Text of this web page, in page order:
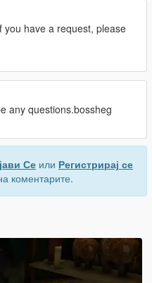
you have a request, please
any questions.bossheg
Се или Регистрирај се
коментарите.